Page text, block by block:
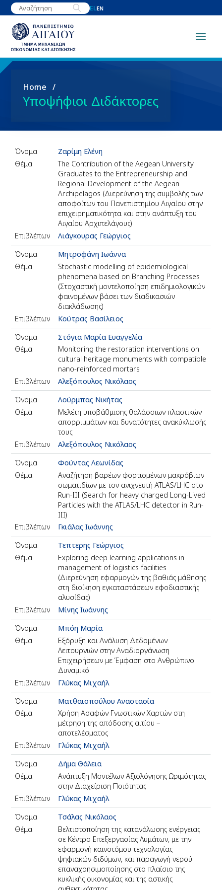
Παράκαμψη
προς
κυρίως
περιεχόμενο
ELEN
Breadcrumb
Home
Υποψήφιοι Διδάκτορες
Όνομα
Ζαρίμη Ελένη
Θέμα
The Contribution of the Aegean University
Graduates to the Entrepreneurship and
Regional Development of the Aegean
Archipelagos (Διερεύνηση της συμβολής των
αποφοίτων του Πανεπιστημίου Αιγαίου στην
επιχειρηματικότητα και στην ανάπτυξη του
Αιγαίου Αρχιπελάγους)
Επιβλέπων
Λιάγκουρας Γεώργιος
Όνομα
Μητροφάνη Ιωάννα
Θέμα
Stochastic modelling of epidemiological
phenomena based on Branching Processes
(Στοχαστική μοντελοποίηση επιδημιολογικών
φαινομένων βάσει των διαδικασιών
διακλάδωσης)
Επιβλέπων
Κούτρας Βασίλειος
Όνομα
Στόγια Μαρία Ευαγγελία
Θέμα
Monitoring the restoration interventions on
cultural heritage monuments with compatible
nano-reinforced mortars
Επιβλέπων
Αλεξόπουλος Νικόλαος
Όνομα
Λούρμπας Νικήτας
Θέμα
Μελέτη υποβάθμισης θαλάσσιων πλαστικών
απορριμμάτων και δυνατότητες ανακύκλωσής
τους
Επιβλέπων
Αλεξόπουλος Νικόλαος
Όνομα
Φούντας Λεωνίδας
Θέμα
Αναζήτηση βαρέων φορτισμένων μακρόβιων
σωματιδίων με τον ανιχνευτή ATLAS/LHC στο
Run-III (Search for heavy charged Long-Lived
Particles with the ATLAS/LHC detector in Run-
III)
Επιβλέπων
Γκιάλας Ιωάννης
Όνομα
Τεπτερης Γεώργιος
Θέμα
Exploring deep learning applications in
management of logistics facilities
(Διερεύνηση εφαρμογών της βαθιάς μάθησης
στη διοίκηση εγκαταστάσεων εφοδιαστικής
αλυσίδας)
Επιβλέπων
Μίνης Ιωάννης
Όνομα
Μπόη Μαρία
Θέμα
Εξόρυξη και Ανάλυση Δεδομένων
Λειτουργιών στην Αναδιοργάνωση
Επιχειρήσεων με Έμφαση στο Ανθρώπινο
Δυναμικό
Επιβλέπων
Γλύκας Μιχαήλ
Όνομα
Ματθαιοπούλου Αναστασία
Θέμα
Χρήση Ασαφών Γνωστικών Χαρτών στη
μέτρηση της απόδοσης αιτίου –
αποτελέσματος
Επιβλέπων
Γλύκας Μιχαήλ
Όνομα
Δήμα Θάλεια
Θέμα
Ανάπτυξη Μοντέλων Αξιολόγησης Ωριμότητας
στην Διαχείριση Ποιότητας
Επιβλέπων
Γλύκας Μιχαήλ
Όνομα
Τσάλας Νικόλαος
Θέμα
Βελτιστοποίηση της κατανάλωσης ενέργειας
σε Κέντρο Επεξεργασίας Λυμάτων, με την
εφαρμογή καινοτόμου τεχνολογίας
ψηφιακών διδύμων, και παραγωγή νερού
επαναχρησιμοποίησης στο πλαίσιο της
κυκλικής οικονομίας και της αστικής